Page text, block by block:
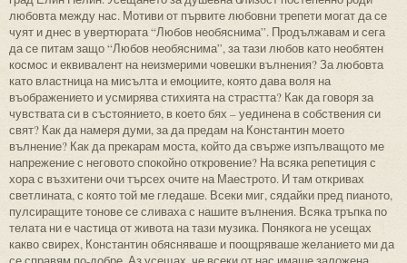
любовта между нас. Мотиви от първите любовни трепети могат да се
чуят и днес в увертюрата “Любов необяснима”. Продължавам и сега
да се питам защо “Любов необяснима”, за тази любов като необятен
космос и еквивалент на неизмерими човешки вълнения? За любовта
като властница на мисълта и емоциите, която дава воля на
въображението и усмирява стихията на страстта? Как да говоря за
чувствата си в състоянието, в което бях – уединена в собствения си
свят? Как да намеря думи, за да предам на Константин моето
вълнение? Как да прекарам моста, който да свърже изпълващото ме
напрежение с неговото спокойно откровение? На всяка репетиция с
хора с възхитени очи търсех очите на Маестрото. И там откривах
светлината, с която той ме гледаше. Всеки миг, сядайки пред пианото,
пулсиращите тонове се сливаха с нашите вълнения. Всяка тръпка по
телата ни е частица от живота на тази музика. Понякога не усещах
какво свирех, Константин обясняваше и поощряваше желанието ми да